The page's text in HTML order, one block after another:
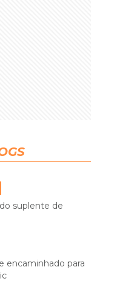
suplente de
encaminhado para